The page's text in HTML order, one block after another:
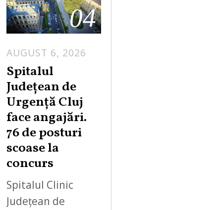
04
AUGUST 6, 2026
Spitalul
Județean de
Urgență Cluj
face angajări.
76 de posturi
scoase la
concurs
Spitalul Clinic
Județean de